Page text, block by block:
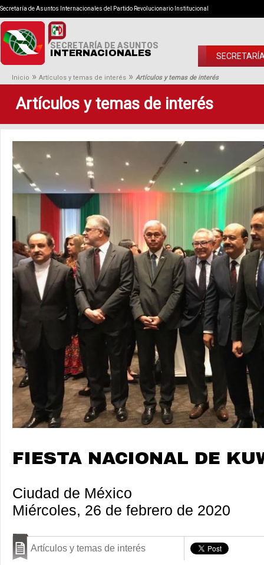
Secretaría de Asuntos Internacionales del Partido Revolucionario Institucional
SECRETARÍA DE ASUNTOS
INTERNACIONALES
Inicio » Artículos y temas de interés » Artículos y temas de interés
Artículos y temas de interés
FIESTA NACIONAL DE
Ciudad de México
Miércoles, 26 de febrero de 2020
Artículos y temas de interés